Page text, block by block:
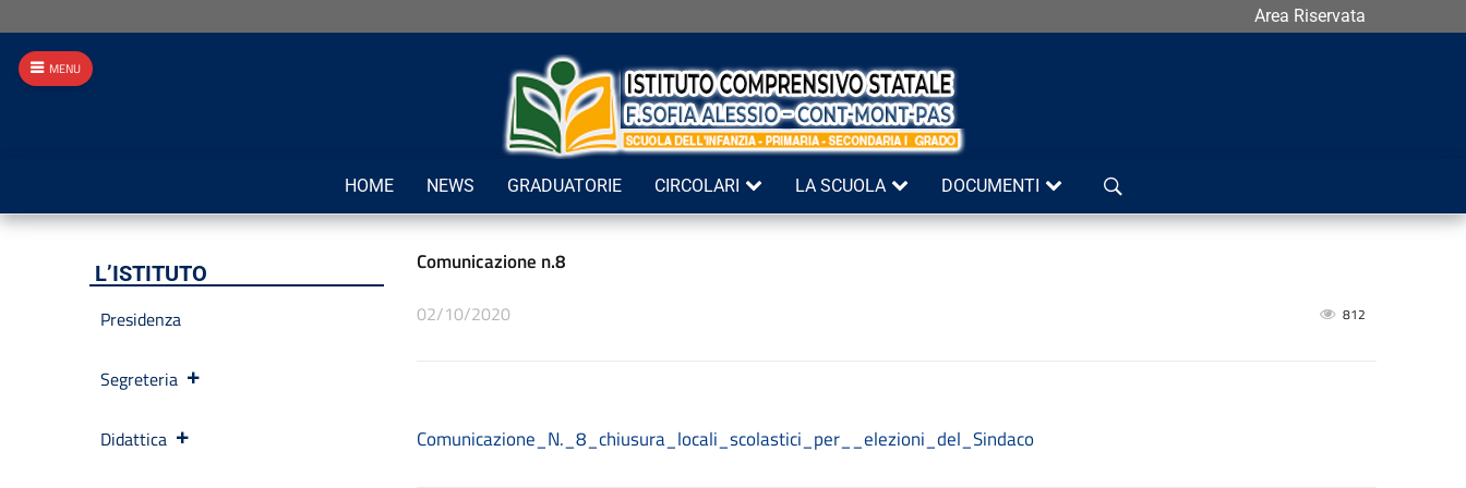
Area Riservata
Cerca
HOME NEWS GRADUATORIE CIRCOLARI LA SCUOLA DOCUMENTI
Comunicazione n.8
02/10/2020 812
Comunicazione_N._8_chiusura_locali_scolastici_per__elezioni_del_Sindaco
L’ISTITUTO
Presidenza
Segreteria
Didattica
MENU